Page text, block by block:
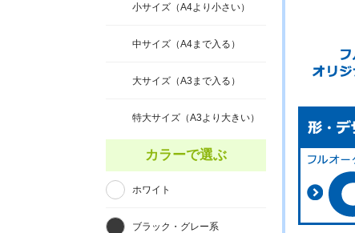
小サイズ（A4より小さい）
中サイズ（A4まで入る）
大サイズ（A3まで入る）
特大サイズ（A3より大きい）
カラーで選ぶ
ホワイト
ブラック・グレー系